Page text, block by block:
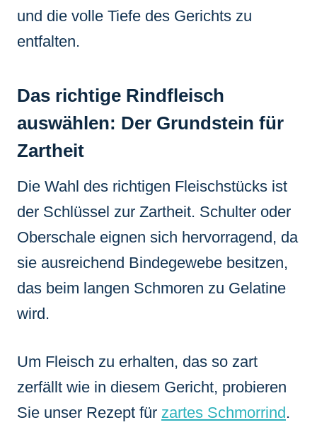
und die volle Tiefe des Gerichts zu
entfalten.
Das richtige Rindfleisch
auswählen: Der Grundstein für
Zartheit
Die Wahl des richtigen Fleischstücks ist
der Schlüssel zur Zartheit. Schulter oder
Oberschale eignen sich hervorragend, da
sie ausreichend Bindegewebe besitzen,
das beim langen Schmoren zu Gelatine
wird.
Um Fleisch zu erhalten, das so zart
zerfällt wie in diesem Gericht, probieren
Sie unser Rezept für zartes Schmorrind.